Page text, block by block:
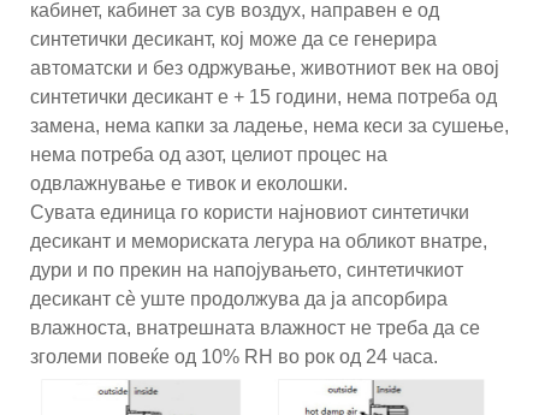
кабинет, кабинет за сув воздух, направен е од
синтетички десикант, кој може да се генерира
автоматски и без одржување, животниот век на овој
синтетички десикант е + 15 години, нема потреба од
замена, нема капки за ладење, нема кеси за сушење,
нема потреба од азот, целиот процес на
одвлажнување е тивок и еколошки.
Сувата единица го користи најновиот синтетички
десикант и мемориската легура на обликот внатре,
дури и по прекин на напојувањето, синтетичкиот
десикант сè уште продолжува да ја апсорбира
влажноста, внатрешната влажност не треба да се
зголеми повеќе од 10% RH во рок од 24 часа.